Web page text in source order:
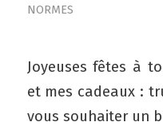
NORMES
Joyeuses fêtes à
et mes cadeaux :
vous souhaiter un